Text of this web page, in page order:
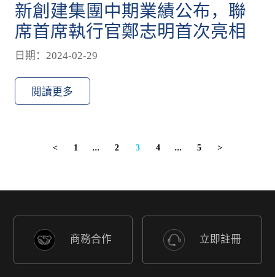
新創建集團中期業績公布，聯
席首席執行官鄭志明首次亮相
日期：2024-02-29
閱讀更多
< 1 ... 2 3 4 ... 5 >
商務合作 立即註冊